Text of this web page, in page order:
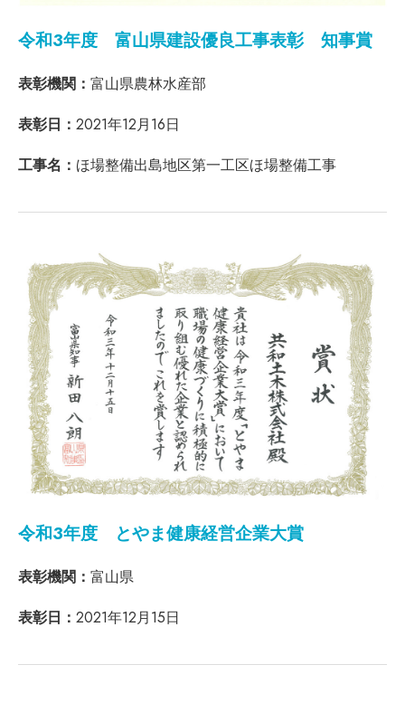
令和3年度 富山県建設優良工事表彰 知事賞
表彰機関： 富山県農林水産部
表彰日： 2021年12月16日
工事名： ほ場整備出島地区第一工区ほ場整備工事
令和3年度 とやま健康経営企業大賞
表彰機関： 富山県
表彰日： 2021年12月15日